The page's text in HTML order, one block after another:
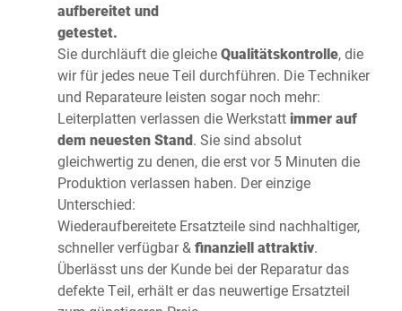
aufbereitet und
getestet.
Sie durchläuft die gleicheQualitätskontrolle, die
wir für jedes neue Teil durchführen. Die Techniker
und Reparateure leisten sogar noch mehr:
Leiterplatten verlassen die Werkstattimmer auf
dem neuesten Stand. Sie sind absolut
gleichwertig zu denen, die erst vor 5 Minuten die
Produktion verlassen haben. Der einzige
Unterschied:
Wiederaufbereitete Ersatzteile sind nachhaltiger,
schneller verfügbar &finanziell attraktiv.
Überlässt uns der Kunde bei der Reparatur das
defekte Teil, erhält er das neuwertige Ersatzteil